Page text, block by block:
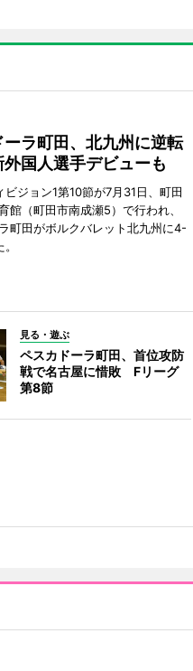
ラ町田、北九州に逆転
国人選手デビューも
ビジョン1第10節が7月31日、町田
館（町田市南成瀬5）で行われ、
町田がボルクバレット北九州に4-
見る・遊ぶ
ペスカドーラ町田、首位攻防
戦で名古屋に惜敗 Fリーグ
第8節